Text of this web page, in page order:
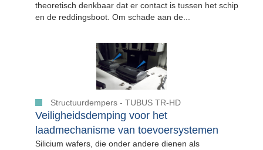
theoretisch denkbaar dat er contact is tussen het schip
en de reddingsboot. Om schade aan de...
Structuurdempers - TUBUS TR-HD
Veiligheidsdemping voor het
laadmechanisme van toevoersystemen
Silicium wafers, die onder andere dienen als